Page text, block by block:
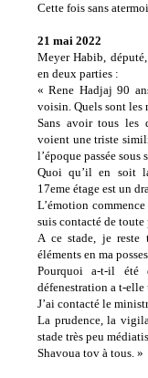
Cette fois sans
21 mai 2022
Meyer Habib,
en deux parties :
« Rene Hadjaj 90
voisin. Quels sont les
Sans avoir tous les
voient une triste
l’époque passée sous
Quoi qu’il en soit
17eme étage est un
L’émotion
suis contacté de toute
A ce stade, je reste
éléments en ma
Pourquoi a-t-il été
défenestration a t-elle
J’ai contacté le
La prudence, la
stade très peu
Shavoua tov à tous. »